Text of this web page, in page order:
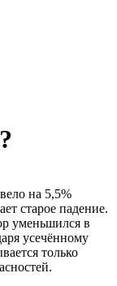
на 5,5%
старое падение.
уменьшился в
усечённому
только